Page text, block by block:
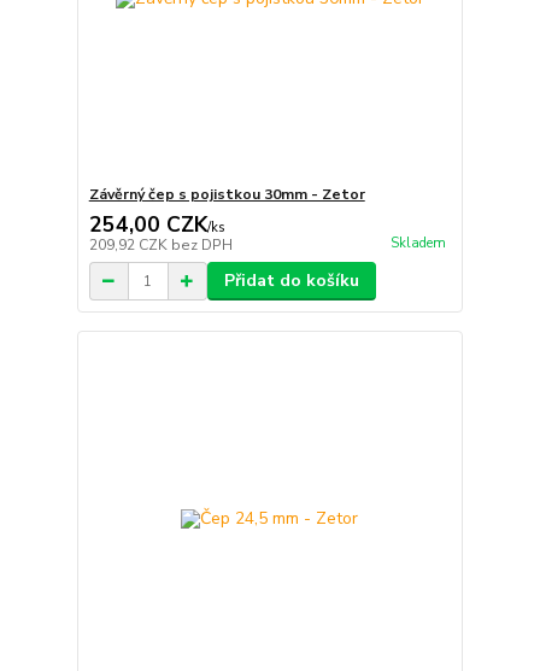
Závěrný čep s pojistkou 30mm - Zetor
254,00 CZK/ks
209,92 CZK bez DPH Skladem
Přidat do košíku